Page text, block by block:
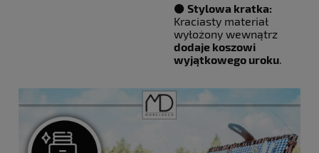
⚫️ Stylowa kratka:
Kraciasty materiał
wyłożony wewnątrz
dodaje koszowi
wyjątkowego uroku.